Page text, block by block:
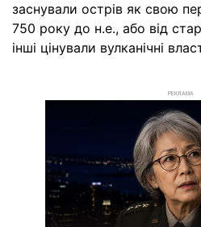
заснували острів як свою
750 року до н.е., або від
інші цінували вулканічні
РЕКЛАМА